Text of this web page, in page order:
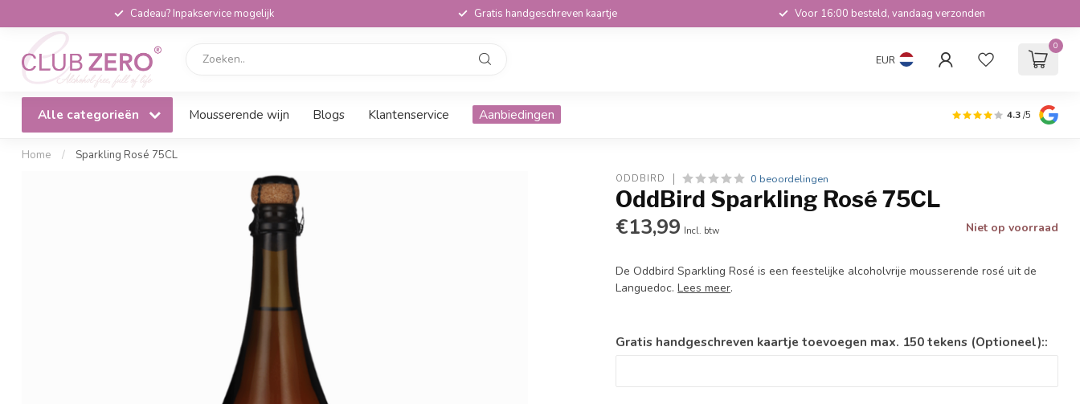
Cadeau? Inpakservice mogelijk Gratis handgeschreven kaartje Voor 16:00 besteld, vandaag verzonden
EUR
0
Alle categorieën Mousserende wijn Blogs Klantenservice Aanbiedingen 4.3/5
Home / Sparkling Rosé 75CL
ODDBIRD 0 beoordelingen
OddBird Sparkling Rosé 75CL
€13,99 Incl. btw Niet op voorraad
De Oddbird Sparkling Rosé is een feestelijke alcoholvrije mousserende rosé uit de
Languedoc.Lees meer.
Gratis handgeschreven kaartje toevoegen max. 150 tekens (Optioneel)::